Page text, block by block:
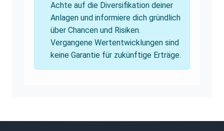
Achte auf die Diversifikation deiner
Anlagen und informiere dich gründlich
über Chancen und Risiken.
Vergangene Wertentwicklungen sind
keine Garantie für zukünftige Erträge.